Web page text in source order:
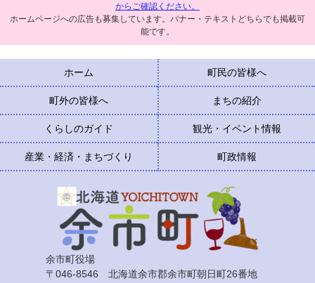
からご確認ください。
ホームページへの広告も募集しています。バナー・テキストどちらでも掲載可
能です。
ホーム 町民の皆様へ
町外の皆様へ まちの紹介
くらしのガイド 観光・イベント情報
産業・経済・まちづくり 町政情報
余市町役場
〒046-8546 北海道余市郡余市町朝日町26番地